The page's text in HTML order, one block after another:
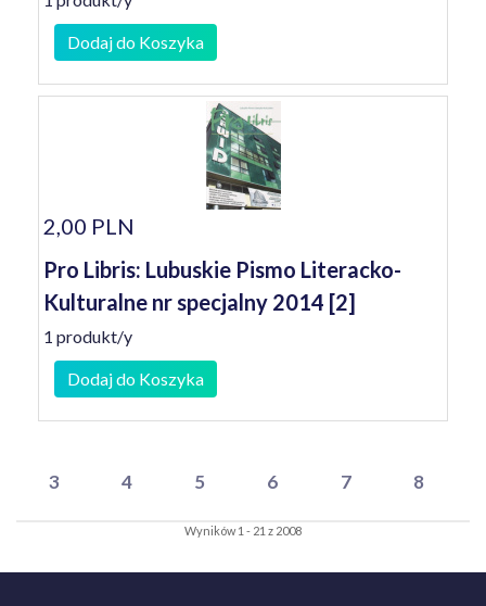
Dodaj do Koszyka
2,00 PLN
Pro Libris: Lubuskie Pismo Literacko-
Kulturalne nr specjalny 2014 [2]
1 produkt/y
Dodaj do Koszyka
3 4 5 6 7 8
Wyników 1 - 21 z 2008